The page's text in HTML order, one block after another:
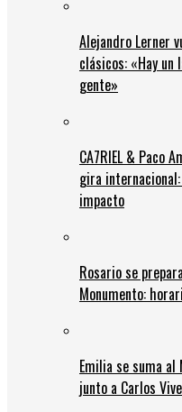
Alejandro Lerner
clásicos: «Hay
gente»
CA7RIEL & Paco
gira
impacto
Rosario se
Monumento:
Emilia se suma al
junto a Carlos